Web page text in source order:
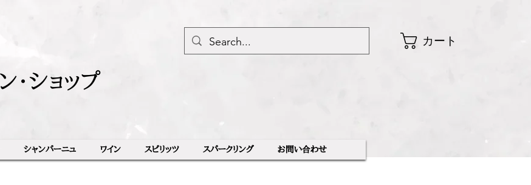
・ショップ
カート
シャンパーニュ ワイン スピリッツ スパークリング ​お問い合わせ